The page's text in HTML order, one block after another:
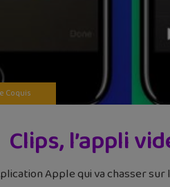
Coquis
Clips, l’appli
Apple qui va chasser